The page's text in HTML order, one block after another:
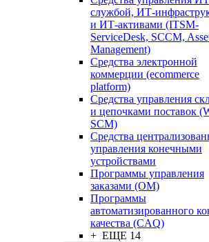
службой, ИТ-
и ИТ-активами (ITSM-
ServiceDesk, SCCM,
Management)
Средства электронной
коммерции (ecommerce
platform)
Средства управления
и цепочками поставок
SCM)
Средства
управления конечными
устройствами
Программы управления
заказами (OM)
Программы
автоматизированного
качества (CAQ)
+ ЕЩЕ 14